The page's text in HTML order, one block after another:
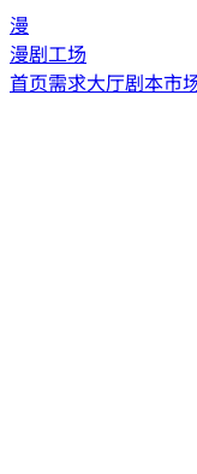
漫
漫剧工场
首页需求大厅剧本市